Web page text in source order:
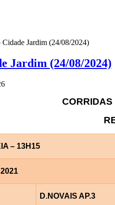
Cidade Jardim (24/08/2024)
Jardim (24/08/2024)
– 13H15
D.NOVAIS AP.3